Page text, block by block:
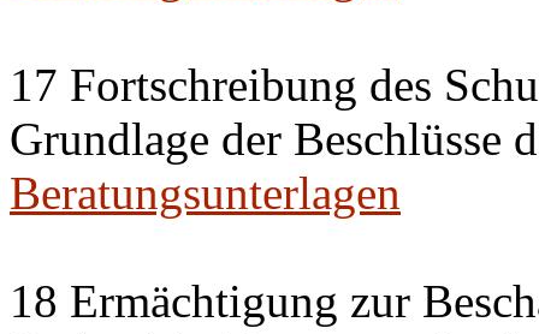
17 Fortschreibung des
Grundlage der Beschlüsse
Beratungsunterlagen
18 Ermächtigung zur